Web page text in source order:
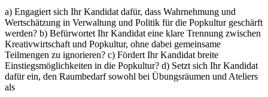
a) Engagiert sich Ihr Kandidat dafür, dass Wahrnehmung und
Wertschätzung in Verwaltung und Politik für die Popkultur geschärft
werden? b) Befürwortet Ihr Kandidat eine klare Trennung zwischen
Kreativwirtschaft und Popkultur, ohne dabei gemeinsame
Teilmengen zu ignorieren? c) Fördert Ihr Kandidat breite
Einstiegsmöglichkeiten in die Popkultur? d) Setzt sich Ihr Kandidat
dafür ein, den Raumbedarf sowohl bei Übungsräumen und Ateliers
als